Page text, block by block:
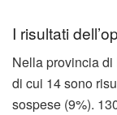
I risultati
Nella provincia di
di cui 14 sono
sospese (9%).